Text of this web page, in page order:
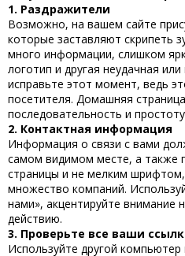
1. Раздражители
Возможно, на вашем сайте
которые заставляют скрипеть
много информации, слишком
логотип и другая неудачная
исправьте этот момент, ведь
посетителя. Домашняя
последовательность и
2. Контактная информация
Информация о связи с вами
самом видимом месте, а также
страницы и не мелким
множество компаний.
нами», акцентируйте внимание
действию.
3. Проверьте все ваши
Используйте другой